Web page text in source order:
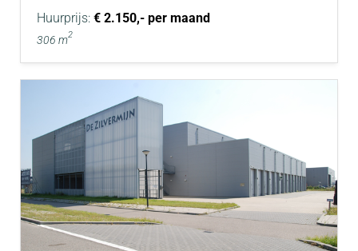
Huurprijs: € 2.150,- per maand
306 m2